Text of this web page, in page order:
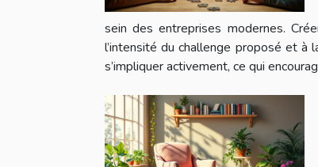
sein des entreprises modernes.
l’intensité du challenge proposé et à
s’impliquer activement, ce qui